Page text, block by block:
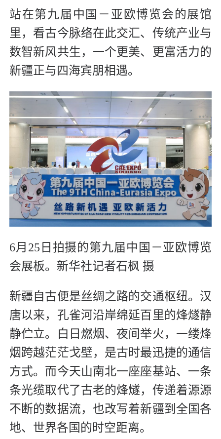
站在第九届中国－亚欧博览会的展馆
里，看古今脉络在此交汇、传统产业与
数智新风共生，一个更美、更富活力的
新疆正与四海宾朋相遇。
6月25日拍摄的第九届中国－亚欧博览
会展板。新华社记者石枫 摄
新疆自古便是丝绸之路的交通枢纽。汉
唐以来，孔雀河沿岸绵延百里的烽燧静
静伫立。白日燃烟、夜间举火，一缕烽
烟跨越茫茫戈壁，是古时最迅捷的通信
方式。而今天山南北一座座基站、一条
条光缆取代了古老的烽燧，传递着源源
不断的数据流，也改写着新疆到全国各
地、世界各国的时空距离。